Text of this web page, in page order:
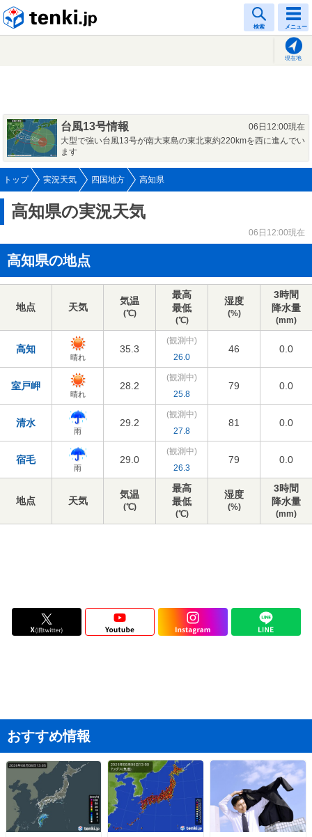
検索 メニュー
現在地
台風13号情報
06日12:00現在
大型で強い台風13号が南大東島の東北東約220kmを西に進んでい
ます
トップ 実況天気 四国地方 高知県
高知県の実況天気
06日12:00現在
高知県の地点
地点 天気
気温
(℃)
最高
最低
(℃)
湿度
(%)
3時間
降水量
(mm)
高知
晴れ
35.3
(観測中)
26.0
46 0.0
室戸岬
晴れ
28.2
(観測中)
25.8
79 0.0
清水
雨
29.2
(観測中)
27.8
81 0.0
宿毛
雨
29.0
(観測中)
26.3
79 0.0
地点 天気
気温
(℃)
最高
最低
(℃)
湿度
(%)
3時間
降水量
(mm)
おすすめ情報